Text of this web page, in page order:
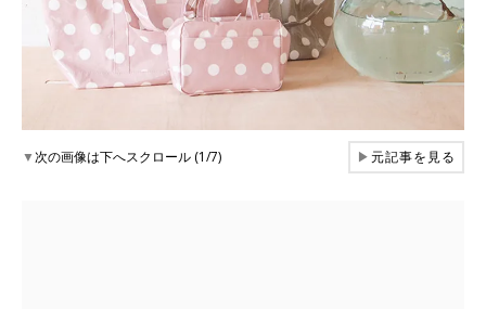
▼次の画像は下へスクロール (1/7) ▶元記事を見る